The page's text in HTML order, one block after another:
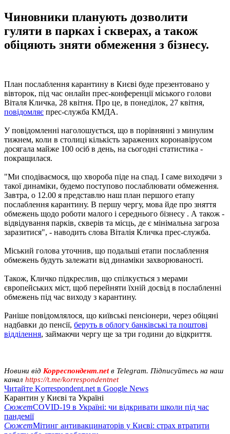
Чиновники планують дозволити
гуляти в парках і скверах, а також
обіцяють зняти обмеження з бізнесу.
План послаблення карантину в Києві буде презентовано у
вівторок, під час онлайн прес-конференції міського голови
Віталя Кличка, 28 квітня. Про це, в понеділок, 27 квітня,
повідомляє прес-служба КМДА.
У повідомленні наголошується, що в порівнянні з минулим
тижнем, коли в столиці кількість заражених коронавірусом
досягала майже 100 осіб в день, на сьогодні статистика -
покращилася.
"Ми сподіваємося, що хвороба піде на спад. І саме виходячи з
такої динаміки, будемо поступово послаблювати обмеження.
Завтра, о 12.00 я представлю наш план першого етапу
послаблення карантину. В першу чергу, мова йде про зняття
обмежень щодо роботи малого і середнього бізнесу . А також -
відвідування парків, скверів та місць, де є мінімальна загроза
заразитися", - наводить слова Віталія Кличка прес-служба.
Міський голова уточнив, що подальші етапи послаблення
обмежень будуть залежати від динаміки захворюваності.
Також, Кличко підкреслив, що спілкується з мерами
європейських міст, щоб перейняти їхній досвід в послабленні
обмежень під час виходу з карантину.
Раніше повідомлялося, що київські пенсіонери, через обіцяні
надбавки до пенсії, беруть в облогу банківські та поштові
відділення, займаючи чергу ще за три години до відкриття.
Новини від Корреспондент.net в Telegram. Підписуйтесь на наш
канал https://t.me/korrespondentnet
Читайте Korrespondent.net в Google News
Карантин у Києві та Україні
СюжетCOVID-19 в Україні: чи відкривати школи під час
пандемії
СюжетМітинг антивакцинаторів у Києві: страх втратити